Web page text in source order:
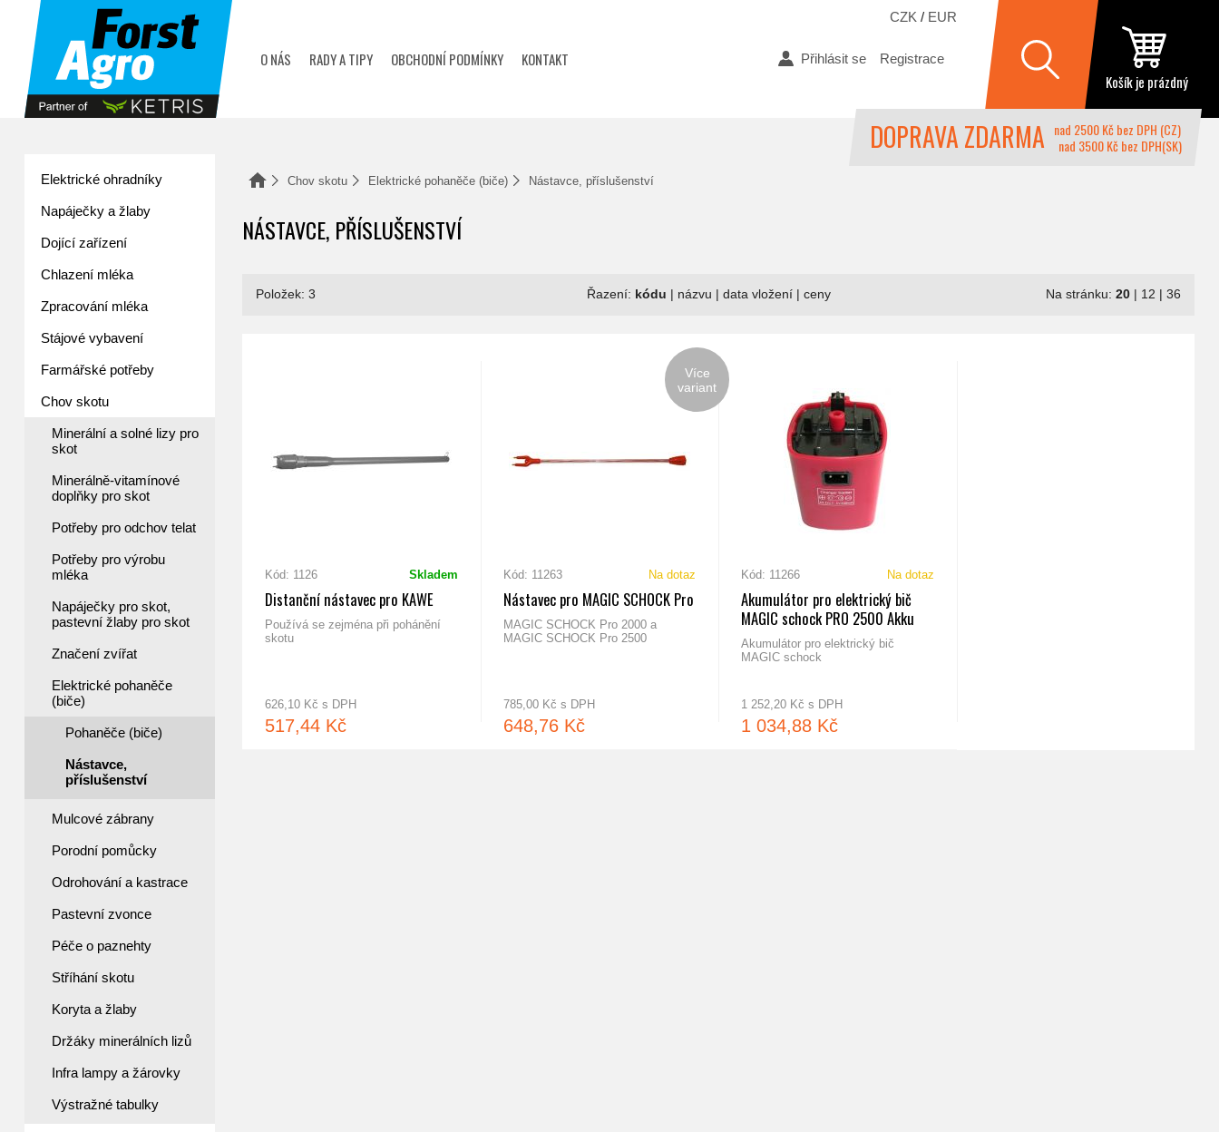
O NÁS RADY A TIPY OBCHODNÍ PODMÍNKY KONTAKT Přihlásit se Registrace
Košík je prázdný
zobrazit obsah košíku
DOPRAVA ZDARMA nad 2500 Kč bez DPH (CZ)
nad 3500 Kč bez DPH(SK)
CZK / EUR
Domů Chov skotu Elektrické pohaněče (biče) Nástavce, příslušenství
NÁSTAVCE, PŘÍSLUŠENSTVÍ
Položek: 3 Řazení: kódu názvu |data vložení |ceny Na stránku: 20 12 36
Kód: 1126 Skladem
Distanční nástavec pro KAWE
Používá se zejména při pohánění
skotu
626,10 Kč s DPH
517,44 Kč
Kód: 11263 Na dotaz
Nástavec pro MAGIC SCHOCK Pro
MAGIC SCHOCK Pro 2000 a
MAGIC SCHOCK Pro 2500
785,00 Kč s DPH
648,76 Kč
Více
variant
Kód: 11266 Na dotaz
Akumulátor pro elektrický bič
MAGIC schock PRO 2500 Akku
Akumulátor pro elektrický bič
MAGIC schock
1 252,20 Kč s DPH
1 034,88 Kč
schock PRO 2500 Akku
Elektrické ohradníky
Napáječky a žlaby
Dojící zařízení
Chlazení mléka
Zpracování mléka
Stájové vybavení
Farmářské potřeby
Chov skotu
Minerální a solné lizy pro
skot
Minerálně-vitamínové
doplňky pro skot
Potřeby pro odchov telat
Potřeby pro výrobu
mléka
Napáječky pro skot,
pastevní žlaby pro skot
Značení zvířat
Elektrické pohaněče
(biče)
Pohaněče (biče)
Nástavce,
příslušenství
Mulcové zábrany
Porodní pomůcky
Odrohování a kastrace
Pastevní zvonce
Péče o paznehty
Stříhání skotu
Koryta a žlaby
Držáky minerálních lizů
Infra lampy a žárovky
Výstražné tabulky